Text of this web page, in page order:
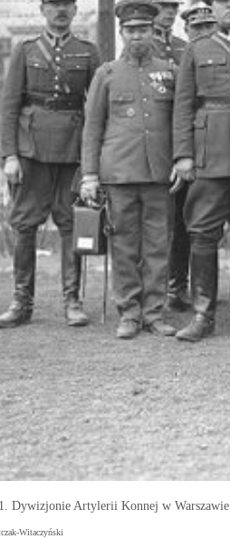
Dywizjonie Artylerii Konnej w
Witaczyński